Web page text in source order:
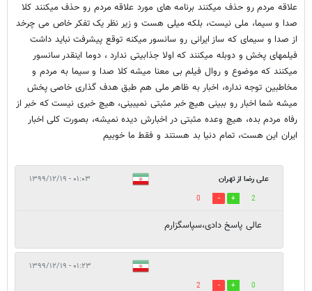
علاقه مردم رو حذف میکنند برنامه های مورد علاقه مردم رو حذف میکنند کلا
صدا و سیما، ملی نیست، بلکه میلی هست و زیر نظر یک تفکر خاص می چرخد
از صدا و سیمای که ساز ایرانی رو سانسور میکنه توقع پیشرفت نباید داشت
فیلمهای پخش و دوبله میکنند که اولا جذابیتی ندارد ، دوما اینقدر سانسور
میکنند که موضوع و روال فیلم بی معنا میشه کلا صدا و سیما به مردم و
مخاطبین توجه نداره، اخبار به ظاهر ملی هم طبق هدف گذاری خاصی پخش
میشه شما اخبار رو ببینی هیچ خبر مثبتی نمیبینی، هیچ خبری نیست که خبر از
رفاه مردم بده، هیچ وعده مثبتی در اخبارش دیده نمیشه، بصورت کلی اخبار
ایران این هست، تمام دنیا بد هستند و فقط ما خوبیم
علی رضا از تهران ۰۱:۰۳ - ۱۳۹۹/۱۲/۱۹
2
0
عالی پاسخ دادی،سپاسگزارم
۰۱:۲۳ - ۱۳۹۹/۱۲/۱۹
0
2